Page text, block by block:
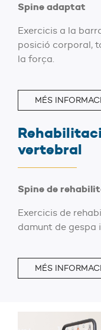
Spine adaptat
Exercicis a la
posició corporal,
la força.
MÉS
vertebral
Spine de
Exercicis de
damunt de gespa
MÉS